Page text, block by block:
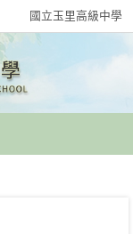
國立玉里高級中學